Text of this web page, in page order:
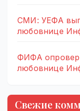
СМИ: УЕФА
любовнице
ФИФА
любовнице
Свежие